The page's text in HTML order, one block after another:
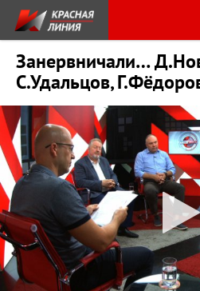
Занервничали…
С.Удальцов,